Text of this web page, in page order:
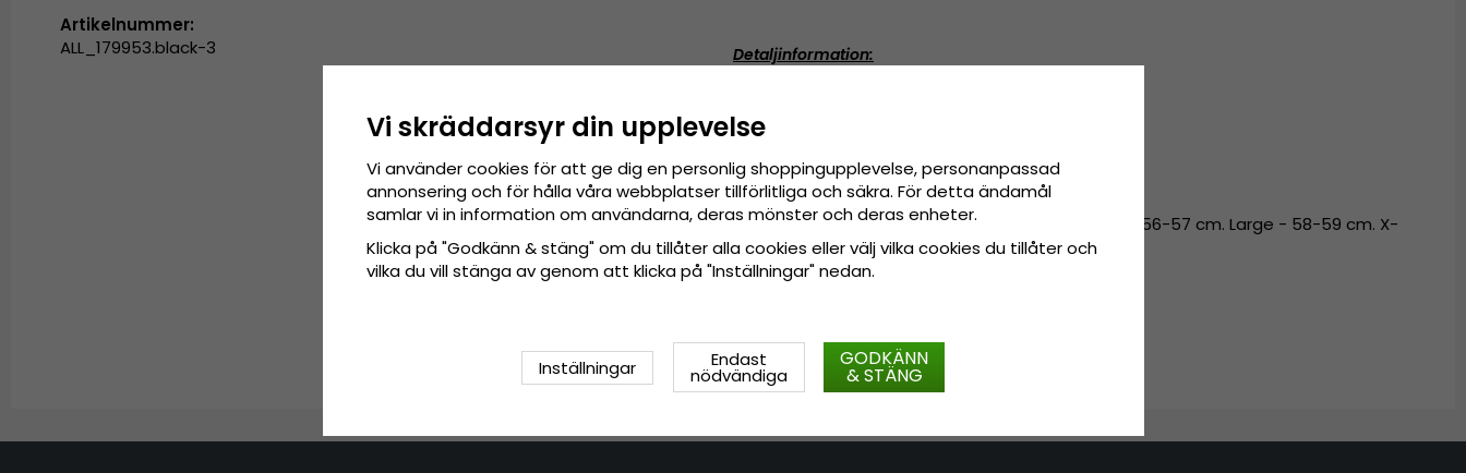
Detaljinformation:
Gjord av:100 procent bomull.
Storleksinformation: Small - 54-55 cm. Medium - 56-57 cm. Large - 58-59 cm. X-
Large - 60-61 cm. XX-Large - 62-63 cm.
Artikelnummer:
ALL_179953.black-3
Vi skräddarsyr din upplevelse
Vi använder cookies för att ge dig en personlig shoppingupplevelse, personanpassad
annonsering och för hålla våra webbplatser tillförlitliga och säkra. För detta ändamål
samlar vi in information om användarna, deras mönster och deras enheter.
Klicka på "Godkänn & stäng" om du tillåter alla cookies eller välj vilka cookies du tillåter och
vilka du vill stänga av genom att klicka på "Inställningar" nedan.
Inställningar Endast
nödvändiga
GODKÄNN
& STÄNG